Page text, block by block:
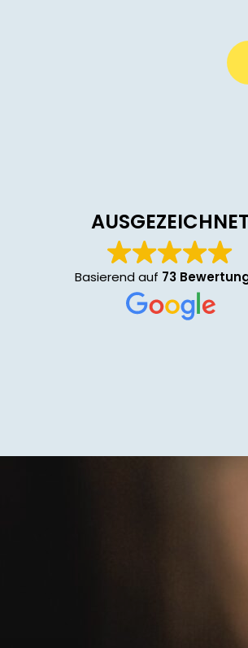
AUSGEZEICHNET
Basierend auf 73